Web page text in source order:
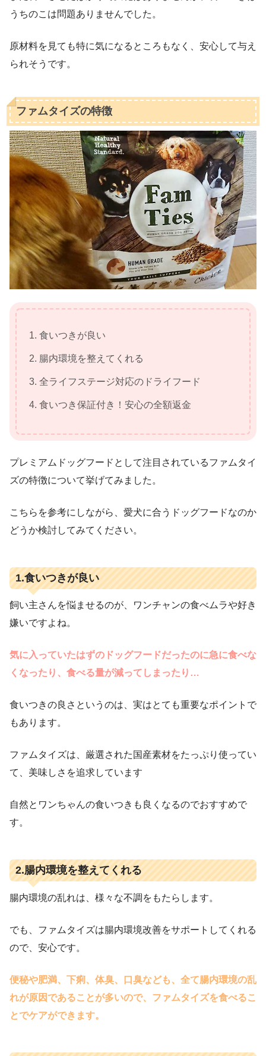
うちのこは問題ありませんでした。
原材料を見ても特に気になるところもなく、安心して与え
られそうです。
ファムタイズの特徴
食いつきが良い
腸内環境を整えてくれる
全ライフステージ対応のドライフード
食いつき保証付き！安心の全額返金
プレミアムドッグフードとして注目されているファムタイ
ズの特徴について挙げてみました。
こちらを参考にしながら、愛犬に合うドッグフードなのか
どうか検討してみてください。
1.食いつきが良い
飼い主さんを悩ませるのが、ワンチャンの食べムラや好き
嫌いですよね。
気に入っていたはずのドッグフードだったのに急に食べな
くなったり、食べる量が減ってしまったり…
食いつきの良さというのは、実はとても重要なポイントで
もあります。
ファムタイズは、厳選された国産素材をたっぷり使ってい
て、美味しさを追求しています
自然とワンちゃんの食いつきも良くなるのでおすすめで
す。
2.腸内環境を整えてくれる
腸内環境の乱れは、様々な不調をもたらします。
でも、ファムタイズは腸内環境改善をサポートしてくれる
ので、安心です。
便秘や肥満、下痢、体臭、口臭なども、全て腸内環境の乱
れが原因であることが多いので、ファムタイズを食べるこ
とでケアができます。